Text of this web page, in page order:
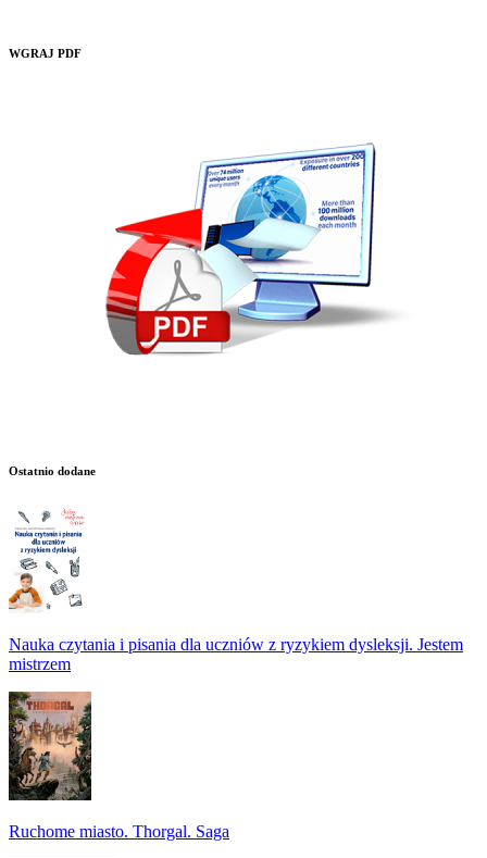
WGRAJ PDF
Ostatnio dodane
Nauka czytania i pisania dla uczniów z ryzykiem dysleksji. Jestem
mistrzem
Ruchome miasto. Thorgal. Saga